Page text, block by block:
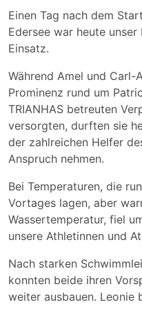
Einen Tag nach dem
Edersee war heute
Einsatz.
Während Amel und
Prominenz rund um
TRIANHAS betreuten
versorgten, durften sie
der zahlreichen Helfer
Anspruch nehmen.
Bei Temperaturen, die
Vortages lagen, aber
Wassertemperatur, fiel
unsere Athletinnen und
Nach starken
konnten beide ihren
weiter ausbauen. Leonie